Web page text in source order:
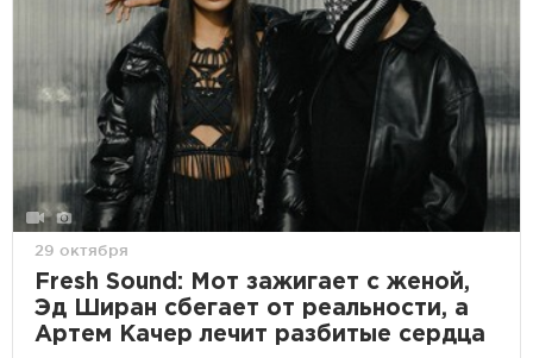
29 октября
Fresh Sound: Мот зажигает с женой,
Эд Ширан сбегает от реальности, а
Артем Качер лечит разбитые сердца